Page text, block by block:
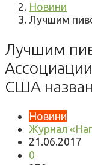
Новини
Лучшим
Лучшим
США
Новини
Журнал
21.06.2017
0